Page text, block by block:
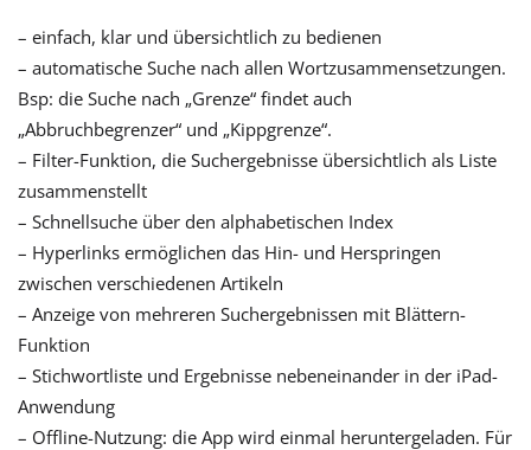
– einfach, klar und übersichtlich zu bedienen
– automatische Suche nach allen Wortzusammensetzungen.
Bsp: die Suche nach „Grenze“ findet auch
„Abbruchbegrenzer“ und „Kippgrenze“.
– Filter-Funktion, die Suchergebnisse übersichtlich als Liste
zusammenstellt
– Schnellsuche über den alphabetischen Index
– Hyperlinks ermöglichen das Hin- und Herspringen
zwischen verschiedenen Artikeln
– Anzeige von mehreren Suchergebnissen mit Blättern-
Funktion
– Stichwortliste und Ergebnisse nebeneinander in der iPad-
Anwendung
– Offline-Nutzung: die App wird einmal heruntergeladen. Für